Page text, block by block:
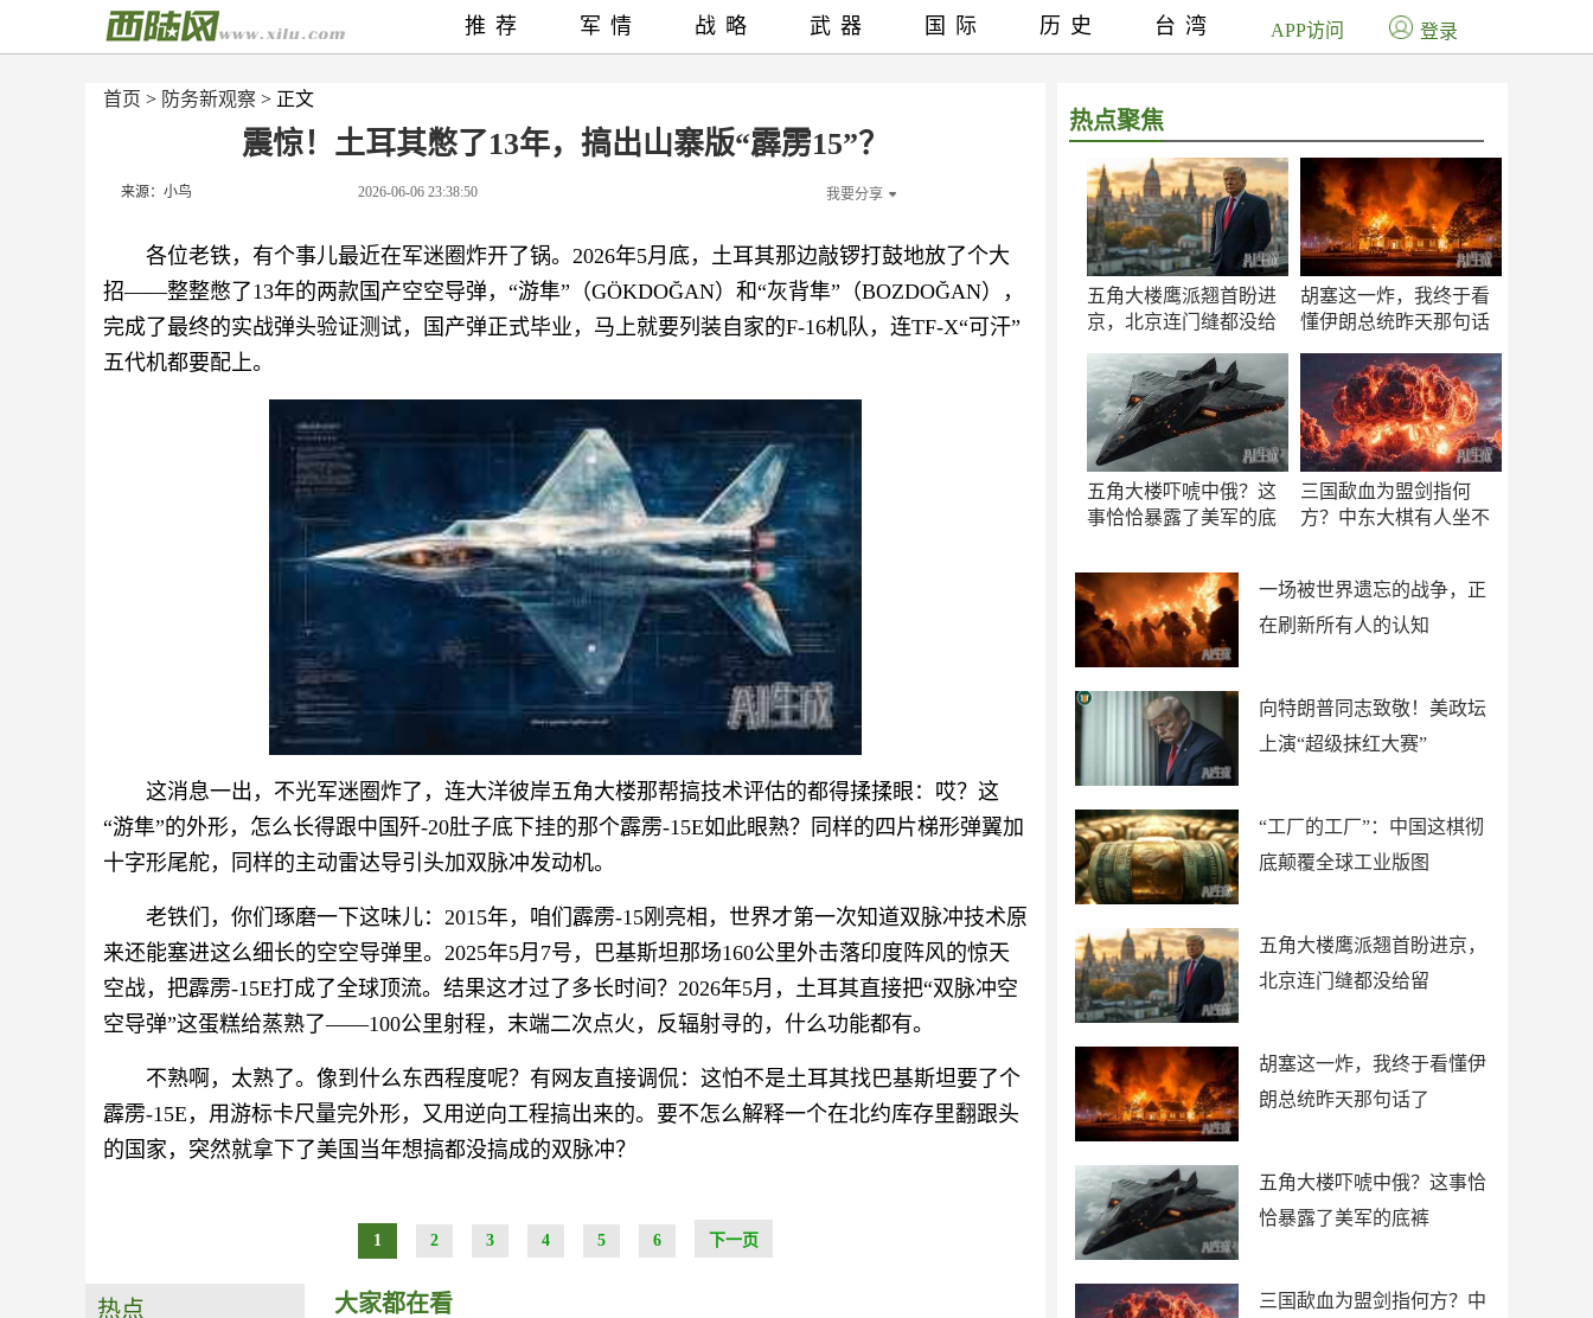
首页 > 防务新观察 > 正文
震惊！土耳其憋了13年，搞出山寨版“霹雳15”？
来源：小鸟 2026-06-06 23:38:50 我要分享
各位老铁，有个事儿最近在军迷圈炸开了锅。2026年5月底，土耳其那边敲锣打鼓地放了个大
招——整整憋了13年的两款国产空空导弹，“游隼”（GÖKDOĞAN）和“灰背隼”（BOZDOĞAN），
完成了最终的实战弹头验证测试，国产弹正式毕业，马上就要列装自家的F-16机队，连TF-X“可汗”
五代机都要配上。
这消息一出，不光军迷圈炸了，连大洋彼岸五角大楼那帮搞技术评估的都得揉揉眼：哎？这
“游隼”的外形，怎么长得跟中国歼-20肚子底下挂的那个霹雳-15E如此眼熟？同样的四片梯形弹翼加
十字形尾舵，同样的主动雷达导引头加双脉冲发动机。
老铁们，你们琢磨一下这味儿：2015年，咱们霹雳-15刚亮相，世界才第一次知道双脉冲技术原
来还能塞进这么细长的空空导弹里。2025年5月7号，巴基斯坦那场160公里外击落印度阵风的惊天
空战，把霹雳-15E打成了全球顶流。结果这才过了多长时间？2026年5月，土耳其直接把“双脉冲空
空导弹”这蛋糕给蒸熟了——100公里射程，末端二次点火，反辐射寻的，什么功能都有。
不熟啊，太熟了。像到什么东西程度呢？有网友直接调侃：这怕不是土耳其找巴基斯坦要了个
霹雳-15E，用游标卡尺量完外形，又用逆向工程搞出来的。要不怎么解释一个在北约库存里翻跟头
的国家，突然就拿下了美国当年想搞都没搞成的双脉冲？
1 2 3 4 5 6 下一页
热点聚焦
五角大楼鹰派翘首盼进
京，北京连门缝都没给
胡塞这一炸，我终于看
懂伊朗总统昨天那句话
五角大楼吓唬中俄？这
事恰恰暴露了美军的底
三国歃血为盟剑指何
方？中东大棋有人坐不
一场被世界遗忘的战争，正
在刷新所有人的认知
向特朗普同志致敬！美政坛
上演“超级抹红大赛”
“工厂的工厂”：中国这棋彻
底颠覆全球工业版图
五角大楼鹰派翘首盼进京，
北京连门缝都没给留
胡塞这一炸，我终于看懂伊
朗总统昨天那句话了
五角大楼吓唬中俄？这事恰
恰暴露了美军的底裤
三国歃血为盟剑指何方？中
推荐 军情 战略 武器 国际 历史 台湾 APP访问 登录
热点 大家都在看